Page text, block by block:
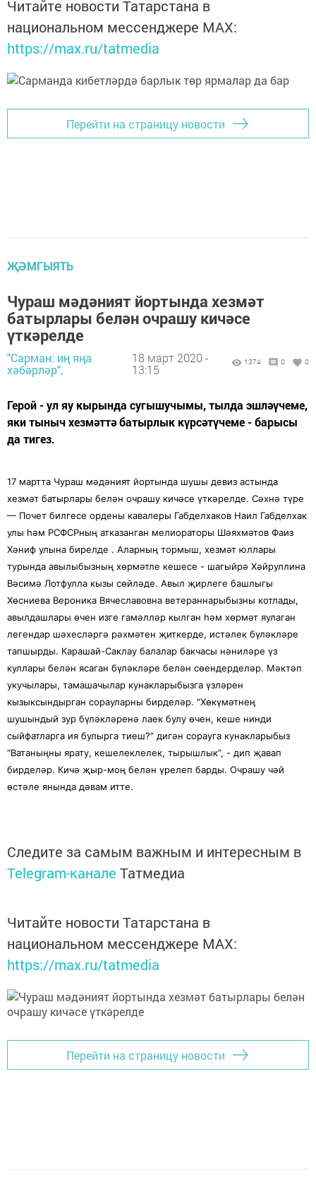
Читайте новости Татарстана в
национальном мессенджере MАХ:
https://max.ru/tatmedia
Перейти на страницу новости
ҖӘМГЫЯТЬ
Чураш мәдәният йортында хезмәт
батырлары белән очрашу кичәсе
үткәрелде
"Сарман: иң яңа
хәбәрләр",
18 март 2020 -
13:15
1374 0 0
Герой - ул яу кырында сугышучымы, тылда эшләүчеме,
яки тыныч хезмәттә батырлык күрсәтүчеме - барысы
да тигез.
17 мартта Чураш мәдәният йортында шушы девиз астында
хезмәт батырлары белән очрашу кичәсе үткәрелде. Сәхнә түре
— Почет билгесе ордены кавалеры Габделхаков Наил Габделхак
улы һәм РСФСРның атказанган мелиораторы Шәяхмәтов Фаиз
Хәниф улына бирелде . Аларның тормыш, хезмәт юллары
турында авылыбызның хөрмәтле кешесе - шагыйрә Хәйруллина
Вәсимә Лотфулла кызы сөйләде. Авыл җирлеге башлыгы
Хөсниева Вероника Вячеславовна ветераннарыбызны котлады,
авылдашлары өчен изге гамәлләр кылган һәм хөрмәт яулаган
легендар шәхесләргә рәхмәтен җиткерде, истәлек бүләкләре
тапшырды. Карашай-Саклау балалар бакчасы нәниләре үз
куллары белән ясаган бүләкләре белән сөендерделәр. Мәктәп
укучылары, тамашачылар кунакларыбызга үзләрен
кызыксындырган сорауларны бирделәр. “Хөкүмәтнең
шушындый зур бүләкләренә лаек булу өчен, кеше нинди
сыйфатларга ия булырга тиеш?” дигән сорауга кунакларыбыз
“Ватаныңны ярату, кешелеклелек, тырышлык”, - дип җавап
бирделәр. Кичә җыр-моң белән үрелеп барды. Очрашу чәй
өстәле янында дәвам итте.
Следите за самым важным и интересным в
Telegram-канале Татмедиа
Читайте новости Татарстана в
национальном мессенджере MАХ:
https://max.ru/tatmedia
Перейти на страницу новости